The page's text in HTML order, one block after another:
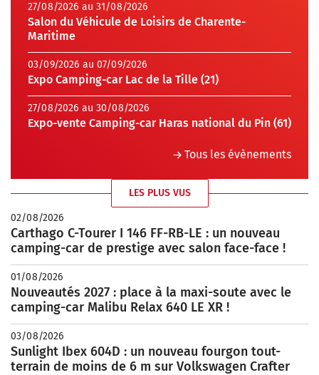
27/08/2026 au 31/08/2026
Salon du Véhicule de Loisirs de Charente-
Maritime
03/09/2026 au 07/09/2026
Expo Camping-car Lac de la Tille (21)
27/08/2026 au 30/08/2026
Expo-vente Camping-car Haras national du Pin (61)
Tous les évènements
LES PLUS VUS
02/08/2026
Carthago C-Tourer I 146 FF-RB-LE : un nouveau
camping-car de prestige avec salon face-face !
01/08/2026
Nouveautés 2027 : place à la maxi-soute avec le
camping-car Malibu Relax 640 LE XR !
03/08/2026
Sunlight Ibex 604D : un nouveau fourgon tout-
terrain de moins de 6 m sur Volkswagen Crafter